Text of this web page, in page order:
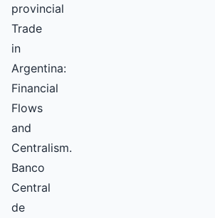
provincial
Trade
in
Argentina:
Financial
Flows
and
Centralism.
Banco
Central
de